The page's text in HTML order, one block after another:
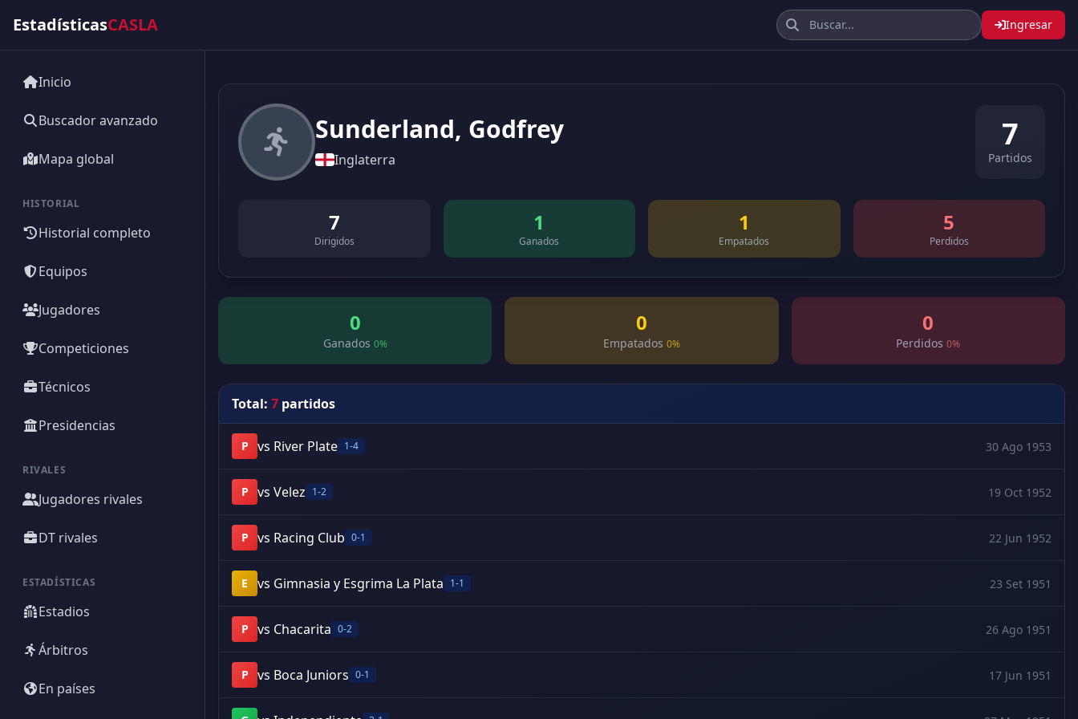
EstadísticasCASLA Ingresar
Inicio
Buscador avanzado
Mapa global
HISTORIAL
Historial completo
Equipos
Jugadores
Competiciones
Técnicos
Presidencias
RIVALES
Jugadores rivales
DT rivales
ESTADÍSTICAS
Estadios
Árbitros
En países
Sunderland, Godfrey
Inglaterra
7
Partidos
7
Dirigidos
1
Ganados
1
Empatados
5
Perdidos
0
Ganados 0%
0
Empatados 0%
0
Perdidos0%
Total: 7 partidos
P vs River Plate 1-4 30 Ago 1953
P vs Velez 1-2 19 Oct 1952
P vs Racing Club 0-1 22 Jun 1952
E vs Gimnasia y Esgrima La Plata 1-1 23 Set 1951
P vs Chacarita 0-2 26 Ago 1951
P vs Boca Juniors 0-1 17 Jun 1951